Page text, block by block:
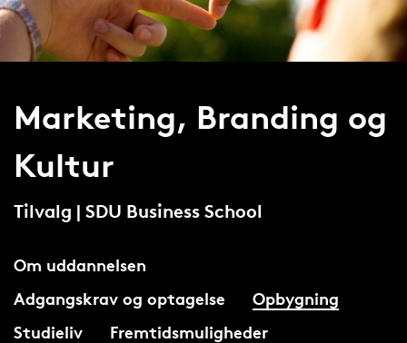
Marketing, Branding og
Kultur
Tilvalg | SDU Business School
Om uddannelsen
Adgangskrav og optagelse
Opbygning
Studieliv
Fremtidsmuligheder